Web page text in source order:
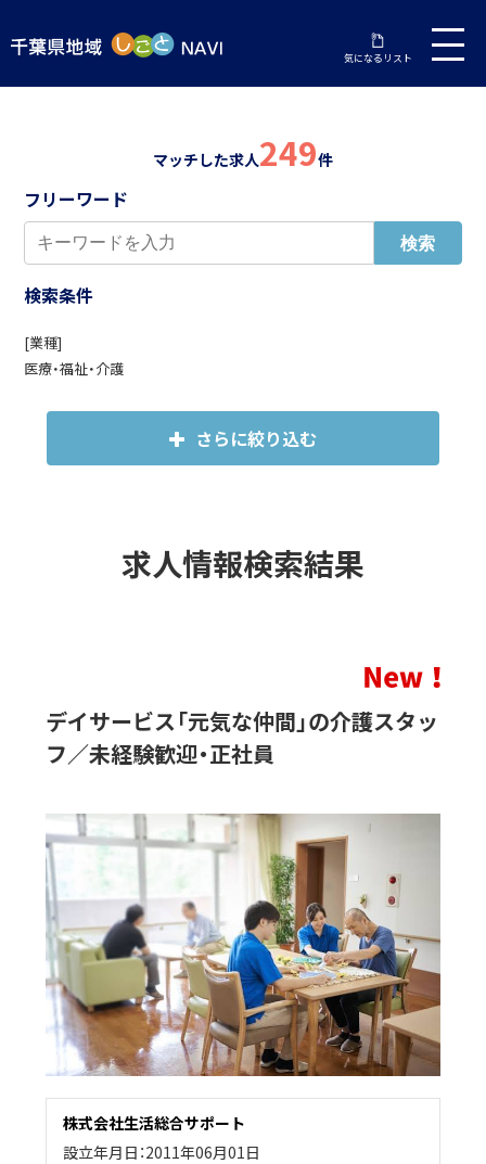
気になるリスト
マッチした求人249件
フリーワード
検索条件
[業種]
医療・福祉・介護
さらに絞り込む
求人情報検索結果
デイサービス「元気な仲間」の介護スタッ
フ／未経験歓迎・正社員
株式会社生活総合サポート
設立年月日：2011年06月01日